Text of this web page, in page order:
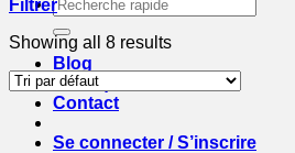
pour :
Blog
Boutique
Contact
Se connecter / S’inscrire
Filtrer
Showing all 8 results